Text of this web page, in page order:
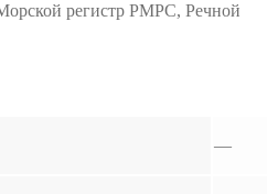
регистр РМРС, Речной
—